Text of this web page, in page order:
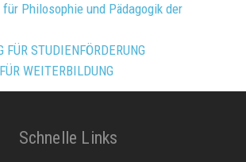
Philosophie und Pädagogik der
FÜR STUDIENFÖRDERUNG
WEITERBILDUNG
Schnelle Links